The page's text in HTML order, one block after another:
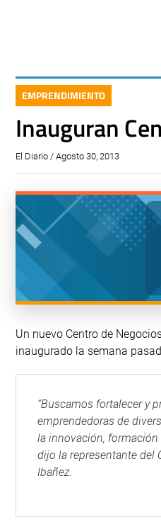
EMPRENDIMIENTO
Inauguran
El Diario / Agosto 30, 2013
Un nuevo Centro de
inaugurado la semana
“Buscamos fortalecer y
emprendedoras de
la innovación, formación
dijo la representante del
Ibañez.